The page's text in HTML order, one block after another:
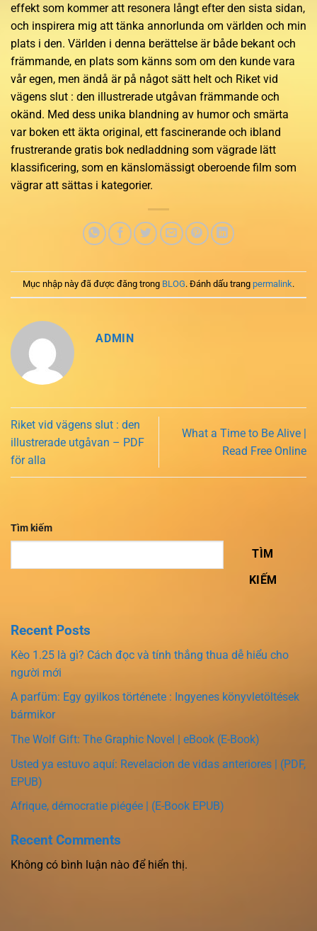
effekt som kommer att resonera långt efter den sista sidan,
och inspirera mig att tänka annorlunda om världen och min
plats i den. Världen i denna berättelse är både bekant och
främmande, en plats som känns som om den kunde vara
vår egen, men ändå är på något sätt helt och Riket vid
vägens slut : den illustrerade utgåvan främmande och
okänd. Med dess unika blandning av humor och smärta
var boken ett äkta original, ett fascinerande och ibland
frustrerande gratis bok nedladdning som vägrade lätt
klassificering, som en känslomässigt oberoende film som
vägrar att sättas i kategorier.
Mục nhập này đã được đăng trong BLOG. Đánh dấu trang permalink.
ADMIN
Riket vid vägens slut : den
illustrerade utgåvan – PDF
för alla
What a Time to Be Alive |
Read Free Online
Tìm kiếm
TÌM
KIẾM
Recent Posts
Kèo 1.25 là gì? Cách đọc và tính thắng thua dễ hiểu cho
người mới
A parfüm: Egy gyilkos története : Ingyenes könyvletöltések
bármikor
The Wolf Gift: The Graphic Novel | eBook (E-Book)
Usted ya estuvo aquí: Revelacion de vidas anteriores | (PDF,
EPUB)
Afrique, démocratie piégée | (E-Book EPUB)
Recent Comments
Không có bình luận nào để hiển thị.